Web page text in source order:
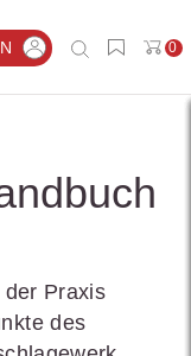
0
Praxis
des